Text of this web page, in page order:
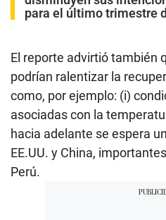
para el último trimestre
El reporte advirtió también
podrían ralentizar la
como, por ejemplo: (i)
asociadas con la
hacia adelante se espera
EE.UU. y China,
Perú.